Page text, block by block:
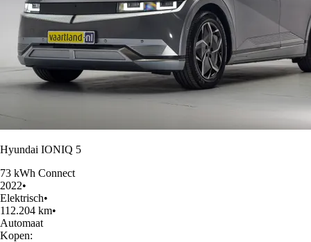
Hyundai IONIQ 5
73 kWh Connect
2022•
Elektrisch•
112.204 km•
Automaat
Kopen: